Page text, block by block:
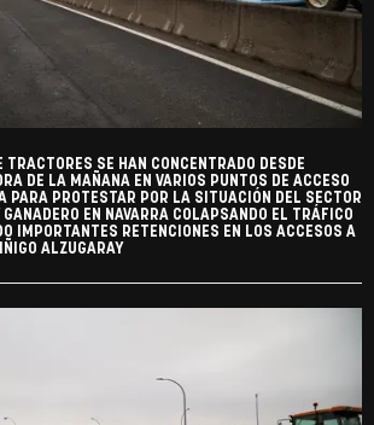
TRACTORES SE HAN CONCENTRADO DESDE
DE LA MAÑANA EN VARIOS PUNTOS DE ACCESO
PARA PROTESTAR POR LA SITUACIÓN DEL SECTOR
EN NAVARRA COLAPSANDO EL TRÁFICO
IMPORTANTES RETENCIONES EN LOS ACCESOS A
ALZUGARAY